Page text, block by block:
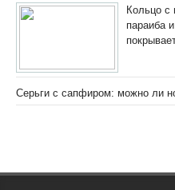
Кольцо с
параиба
Серьги с сапфиром: можно ли